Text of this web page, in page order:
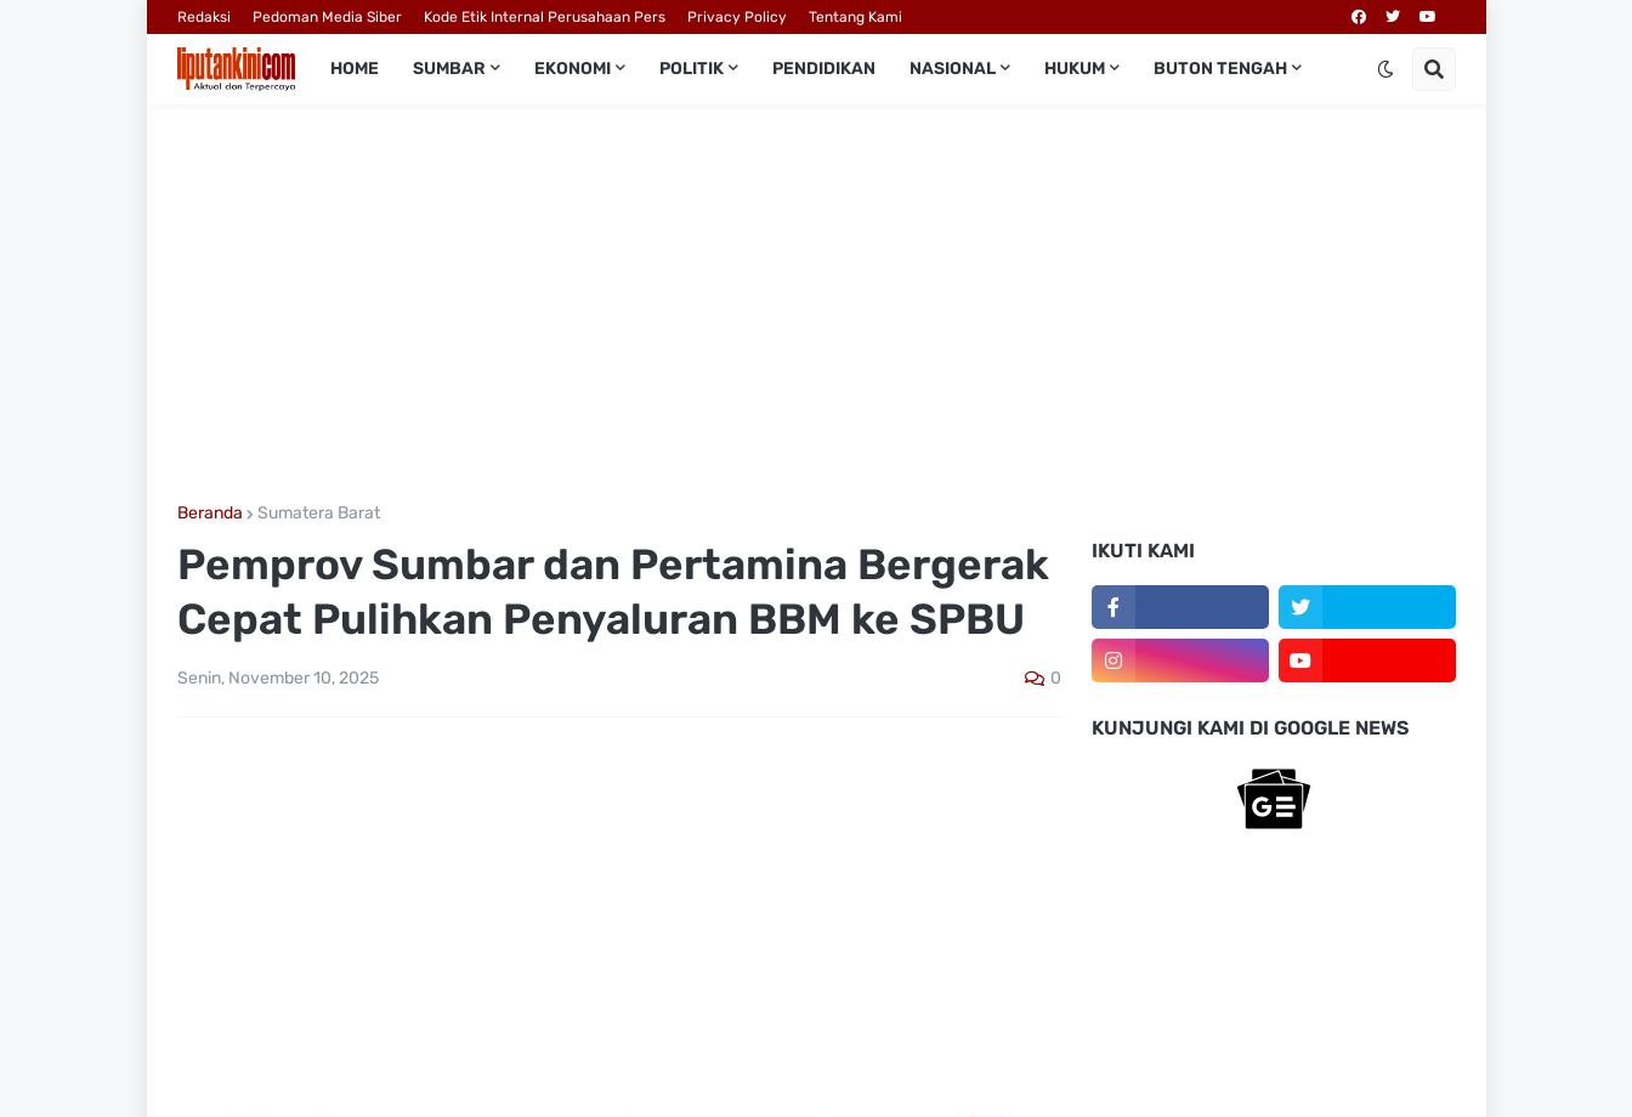
Redaksi Pedoman Media Siber Kode Etik Internal Perusahaan Pers Privacy Policy Tentang Kami
HOME SUMBAR EKONOMI POLITIK PENDIDIKAN NASIONAL HUKUM BUTON TENGAH
Beranda Sumatera Barat
Pemprov Sumbar dan Pertamina Bergerak
Cepat Pulihkan Penyaluran BBM ke SPBU
Senin, November 10, 2025 0
IKUTI KAMI
KUNJUNGI KAMI DI GOOGLE NEWS